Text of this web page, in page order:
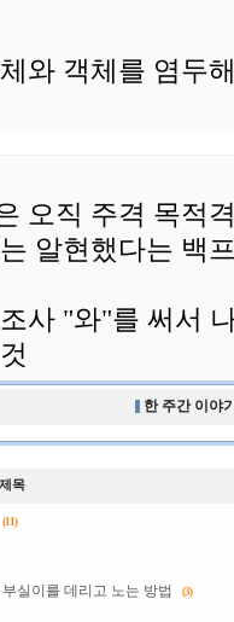
와 객체를 염두
오직 주격 목적
알현했다는 백
사 "와"를 써서
한 주간 이야
제목
(11)
실이를 데리고 노는 방법 (3)